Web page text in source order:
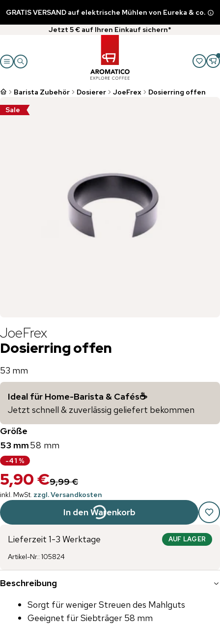
GRATIS VERSAND auf elektrische Mühlen von Eureka & co.
Jetzt 5 € auf Ihren Einkauf sichern*
Barista Zubehör Dosierer JoeFrex
Dosierring offen
Sale
JoeFrex
Dosierring offen
53 mm
Ideal für Home-Barista & Cafés☕️
Jetzt schnell & zuverlässig geliefert bekommen
Größe
53 mm58 mm
-41 %
5,90 €9,99 €
inkl. MwSt. zzgl. Versandkosten
In den Warenkorb
Lieferzeit 1-3 Werktage AUF LAGER
Artikel-Nr.: 105824
Beschreibung
Sorgt für weniger Streuen des Mahlguts
Geeignet für Siebträger 58 mm